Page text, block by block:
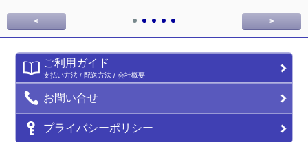
< >
ご利用ガイド
支払い方法 / 配送方法 / 会社概要
お問い合せ
プライバシーポリシー